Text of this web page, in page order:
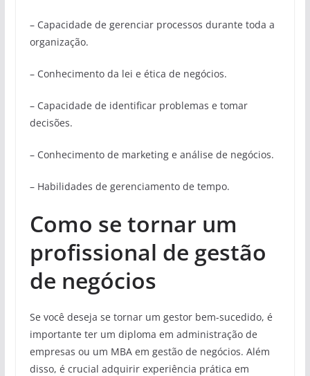
– Capacidade de gerenciar processos durante toda a
organização.
– Conhecimento da lei e ética de negócios.
– Capacidade de identificar problemas e tomar
decisões.
– Conhecimento de marketing e análise de negócios.
– Habilidades de gerenciamento de tempo.
Como se tornar um
profissional de gestão
de negócios
Se você deseja se tornar um gestor bem-sucedido, é
importante ter um diploma em administração de
empresas ou um MBA em gestão de negócios. Além
disso, é crucial adquirir experiência prática em